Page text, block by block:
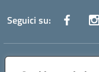
Seguici su:
Indirizzo: